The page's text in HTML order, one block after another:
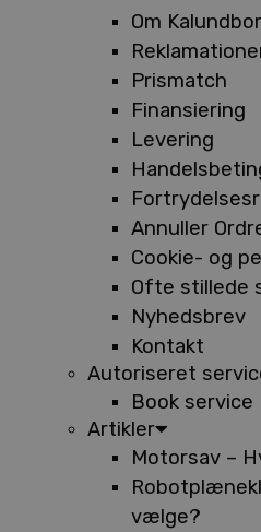
Om
Prismatch
Finansiering
Levering
Annuller
Cookie- og
Ofte stillede
Nyhedsbrev
Kontakt
Autoriseret
Book service
Artikler
Motorsav –
vælge?